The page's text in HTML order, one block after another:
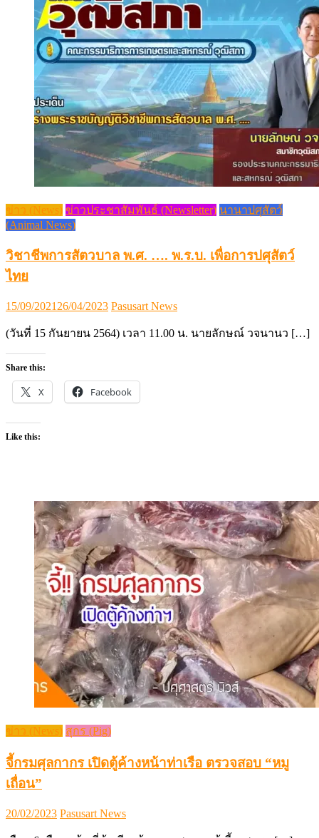
ข่าว (News) ข่าวประชาสัมพันธ์ (Newsletter) นานาปศุสัตว์
(Animal News)
วิชาชีพการสัตวบาล พ.ศ. …. พ.ร.บ. เพื่อการปศุสัตว์
ไทย
Posted
15/09/2021 26/04/2023 Author
Pasusart News
(วันที่ 15 กันยายน 2564) เวลา 11.00 น. นายลักษณ์ วจนานว […]
Share this:
X Facebook
Like this:
ข่าว (News) สุกร (Pig)
จี้กรมศุลกากร เปิดตู้ค้างหน้าท่าเรือ ตรวจสอบ “หมู
เถื่อน”
Posted
20/02/2023 Author
Pasusart News